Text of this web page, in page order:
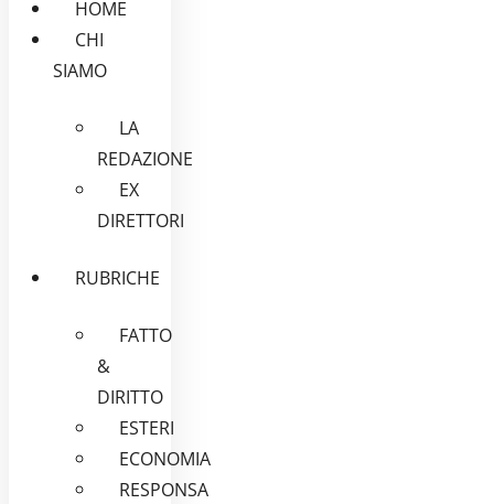
HOME
CHI
SIAMO
LA
REDAZIONE
EX
DIRETTORI
RUBRICHE
FATTO
&
DIRITTO
ESTERI
ECONOMIA
RESPONSA